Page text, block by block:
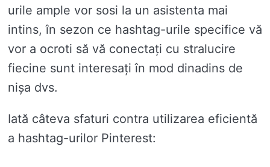
urile ample vor sosi la un asistenta mai
intins, în sezon ce hashtag-urile specifice vă
vor a ocroti să vă conectați cu stralucire
fiecine sunt interesați în mod dinadins de
nișa dvs.
Iată câteva sfaturi contra utilizarea eficientă
a hashtag-urilor Pinterest: